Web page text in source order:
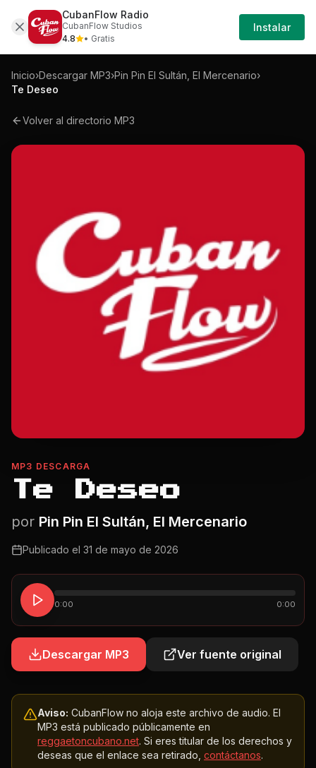
Mp3 Pin-pin-el-sultan-el-mercenario-te-
Iniciar
Sesión
Inicio›Descargar MP3›Pin Pin El Sultán, El Mercenario›
Te Deseo
Volver al directorio MP3
MP3 DESCARGA
Te Deseo
por Pin Pin El Sultán, El Mercenario
Publicado el 31 de mayo de 2026
0:00 0:00
Descargar MP3 Ver fuente original
Aviso: CubanFlow no aloja este archivo de audio. El
MP3 está publicado públicamente en
reggaetoncubano.net. Si eres titular de los derechos y
deseas que el enlace sea retirado, contáctanos.
CubanFlow Radio
CubanFlow Studios
4.8
• Gratis
Instalar